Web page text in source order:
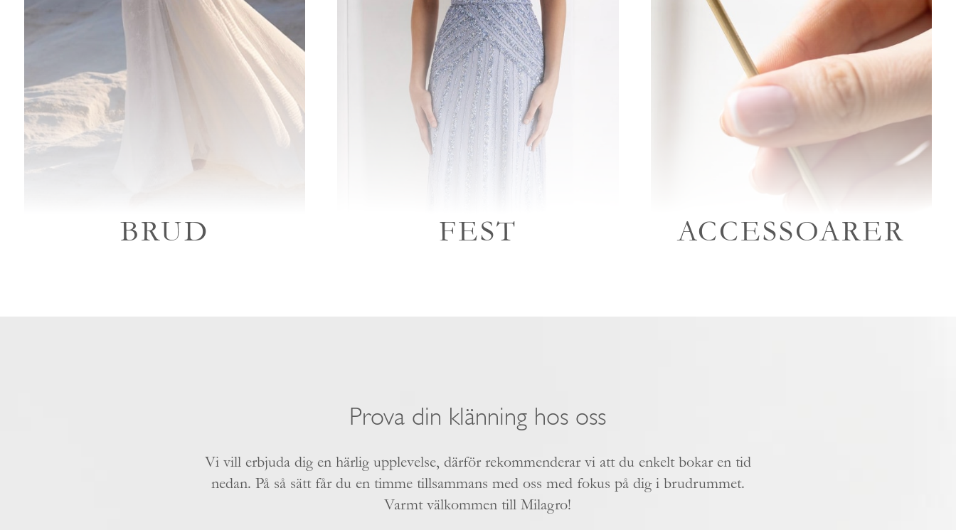
BRUD FEST ACCESSOARER
Prova din klänning hos oss
Vi vill erbjuda dig en härlig upplevelse, därför rekommenderar vi att du enkelt bokar en tid
nedan. På så sätt får du en timme tillsammans med oss med fokus på dig i brudrummet.
Varmt välkommen till Milagro!